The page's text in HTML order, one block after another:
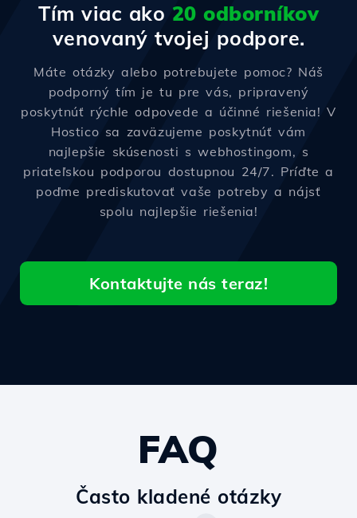
Tím viac ako 20 odborníkov
venovaný tvojej podpore.
Máte otázky alebo potrebujete pomoc? Náš
podporný tím je tu pre vás, pripravený
poskytnúť rýchle odpovede a účinné riešenia! V
Hostico sa zaväzujeme poskytnúť vám
najlepšie skúsenosti s webhostingom, s
priateľskou podporou dostupnou 24/7. Príďte a
poďme prediskutovať vaše potreby a nájsť
spolu najlepšie riešenia!
Kontaktujte nás teraz!
FAQ
Často kladené otázky